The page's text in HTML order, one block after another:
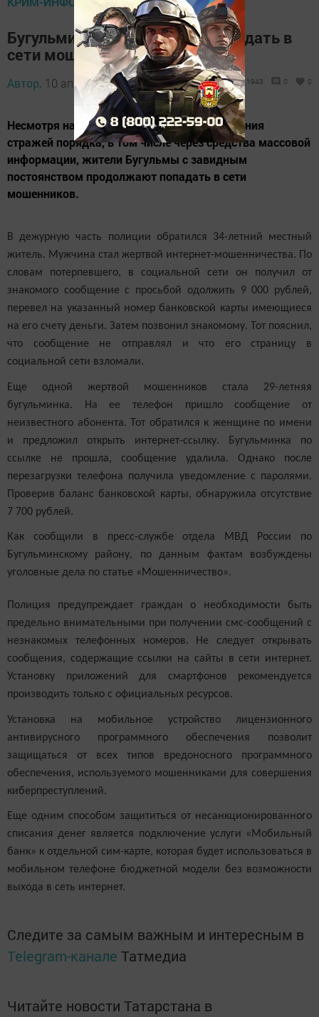
Бугульминцы продолжают попадать в
сети мошенников
Автор, 10 апреля 2018 - 06:00 1943 0 0
Несмотря на многочисленные предупреждения
стражей порядка, в том числе через средства массовой
информации, жители Бугульмы с завидным
постоянством продолжают попадать в сети
мошенников.
В дежурную часть полиции обратился 34-летний местный
житель. Мужчина стал жертвой интернет-мошенничества. По
словам потерпевшего, в социальной сети он получил от
знакомого сообщение с просьбой одолжить 9 000 рублей,
перевел на указанный номер банковской карты имеющиеся
на его счету деньги. Затем позвонил знакомому. Тот пояснил,
что сообщение не отправлял и что его страницу в
социальной сети взломали.
Еще одной жертвой мошенников стала 29-летняя
бугульминка. На ее телефон пришло сообщение от
неизвестного абонента. Тот обратился к женщине по имени
и предложил открыть интернет-ссылку. Бугульминка по
ссылке не прошла, сообщение удалила. Однако после
перезагрузки телефона получила уведомление с паролями.
Проверив баланс банковской карты, обнаружила отсутствие
7 700 рублей.
Как сообщили в пресс-службе отдела МВД России по
Бугульминскому району, по данным фактам возбуждены
уголовные дела по статье «Мошенничество».
Полиция предупреждает граждан о необходимости быть
предельно внимательными при получении смс-сообщений с
незнакомых телефонных номеров. Не следует открывать
сообщения, содержащие ссылки на сайты в сети интернет.
Установку приложений для смартфонов рекомендуется
производить только с официальных ресурсов.
Установка на мобильное устройство лицензионного
антивирусного программного обеспечения позволит
защищаться от всех типов вредоносного программного
обеспечения, используемого мошенниками для совершения
киберпреступлений.
Еще одним способом защититься от несанкционированного
списания денег является подключение услуги «Мобильный
банк» к отдельной сим-карте, которая будет использоваться в
мобильном телефоне бюджетной модели без возможности
выхода в сеть интернет.
Следите за самым важным и интересным в
Telegram-канале Татмедиа
Читайте новости Татарстана в